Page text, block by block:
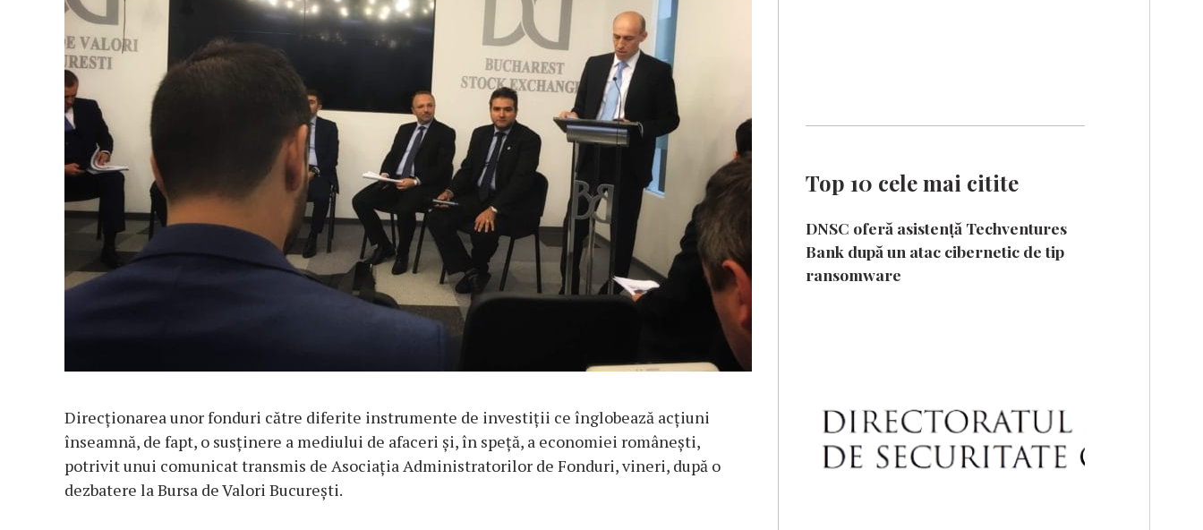
Direcționarea unor fonduri către diferite instrumente de investiții ce înglobează acțiuni
înseamnă, de fapt, o susținere a mediului de afaceri și, în speță, a economiei românești,
potrivit unui comunicat transmis de Asociația Administratorilor de Fonduri, vineri, după o
dezbatere la Bursa de Valori București.
Top 10 cele mai citite
DNSC oferă asistență Techventures
Bank după un atac cibernetic de tip
ransomware